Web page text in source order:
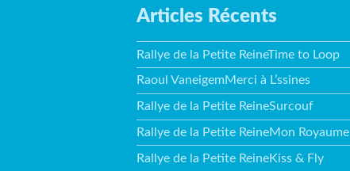
Articles Récents
Rallye de la Petite ReineTime to Loop
Raoul VaneigemMerci à L’ssines
Rallye de la Petite ReineSurcouf
Rallye de la Petite ReineMon Royaume
Rallye de la Petite ReineKiss & Fly